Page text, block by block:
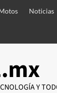
Noticias
Y